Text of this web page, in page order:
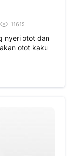
11615
nyeri otot dan
otot kaku